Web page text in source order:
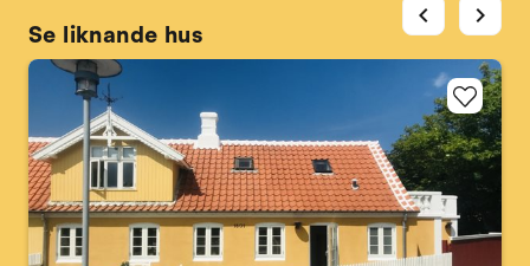
Se liknande hus
chevron_left chevron_right